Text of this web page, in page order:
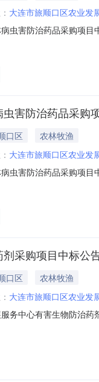
大连市旅顺口区农业发
虫害防治药品采购项
采购项目2、项目编号
害防治药品采购
口区
农林牧渔
大连市旅顺口区农业发
虫害防治药品采购项
采购项目2、项目编号
采购项目中标公
口区
农林牧渔
大连市旅顺口区农业发
服务中心有害生物防治
害生物防治药剂采购